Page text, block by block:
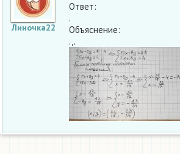
Линочка22
Ответ:
.
Объяснение:
.,.